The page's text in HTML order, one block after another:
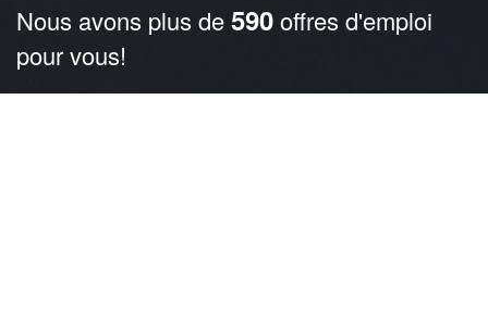
Nous avons plus de590offres d'emploi
pour vous!